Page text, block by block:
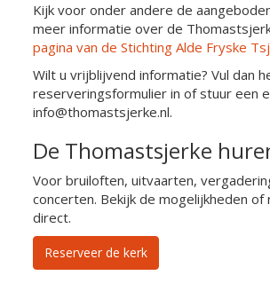
Kijk voor onder andere de
meer informatie over de
pagina van de Stichting Alde Fryske
Wilt u vrijblijvend informatie? Vul dan
reserveringsformulier in of stuur een
info@thomastsjerke.nl.
De Thomastsjerke
Voor bruiloften, uitvaarten,
concerten. Bekijk de mogelijkheden
direct.
Reserveer de kerk